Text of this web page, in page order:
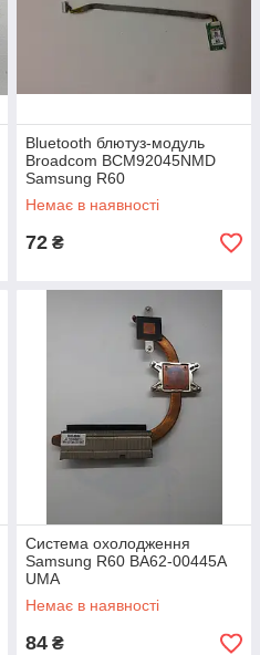
Bluetooth блютуз-модуль
Broadcom BCM92045NMD
Samsung R60
Немає в наявності
72 ₴
Система охолодження
Samsung R60 BA62-00445A
UMA
Немає в наявності
84 ₴